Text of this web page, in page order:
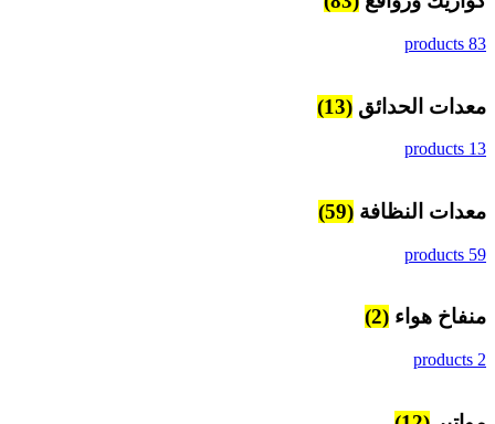
83 products
معدات الحدائق (13)
13 products
معدات النظافة (59)
59 products
منفاخ هواء (2)
2 products